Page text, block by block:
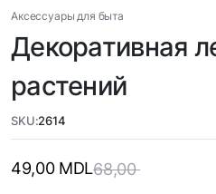
Аксессуары для быта
Декоративная
растений
SKU:2614
68,00
49,00 MDL